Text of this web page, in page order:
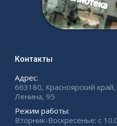
Контакты
Адрес:
663180, Красноярский край,
Ленина, 95
Режим работы:
Вторник-Воскресенье: с